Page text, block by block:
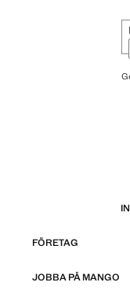
FÖRETAG
JOBBA PÅ MANGO